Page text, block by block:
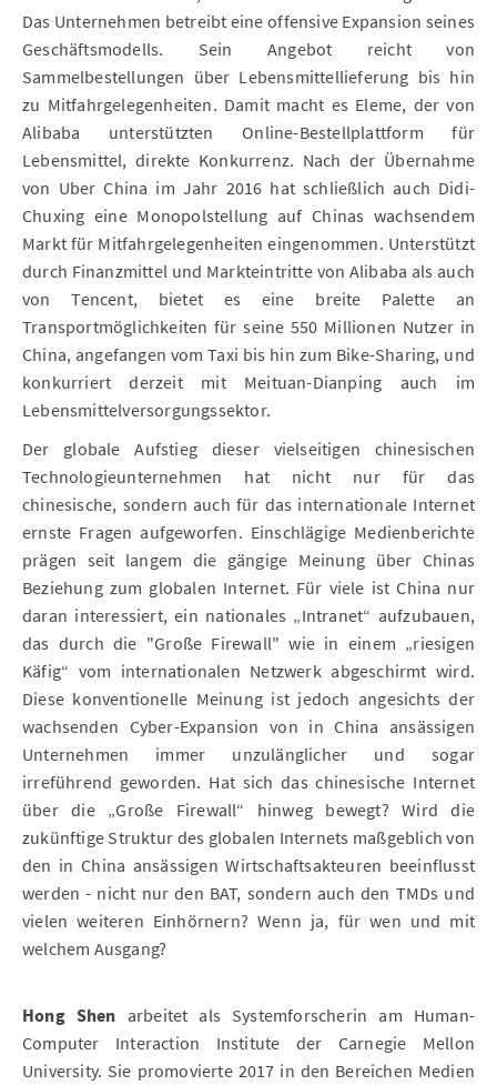
Das Unternehmen betreibt eine offensive Expansion seines
Geschäftsmodells. Sein Angebot reicht von
Sammelbestellungen über Lebensmittellieferung bis hin
zu Mitfahrgelegenheiten. Damit macht es Eleme, der von
Alibaba unterstützten Online-Bestellplattform für
Lebensmittel, direkte Konkurrenz. Nach der Übernahme
von Uber China im Jahr 2016 hat schließlich auch Didi-
Chuxing eine Monopolstellung auf Chinas wachsendem
Markt für Mitfahrgelegenheiten eingenommen. Unterstützt
durch Finanzmittel und Markteintritte von Alibaba als auch
von Tencent, bietet es eine breite Palette an
Transportmöglichkeiten für seine 550 Millionen Nutzer in
China, angefangen vom Taxi bis hin zum Bike-Sharing, und
konkurriert derzeit mit Meituan-Dianping auch im
Lebensmittelversorgungssektor.
Der globale Aufstieg dieser vielseitigen chinesischen
Technologieunternehmen hat nicht nur für das
chinesische, sondern auch für das internationale Internet
ernste Fragen aufgeworfen. Einschlägige Medienberichte
prägen seit langem die gängige Meinung über Chinas
Beziehung zum globalen Internet. Für viele ist China nur
daran interessiert, ein nationales „Intranet“ aufzubauen,
das durch die "Große Firewall" wie in einem „riesigen
Käfig“ vom internationalen Netzwerk abgeschirmt wird.
Diese konventionelle Meinung ist jedoch angesichts der
wachsenden Cyber-Expansion von in China ansässigen
Unternehmen immer unzulänglicher und sogar
irreführend geworden. Hat sich das chinesische Internet
über die „Große Firewall“ hinweg bewegt? Wird die
zukünftige Struktur des globalen Internets maßgeblich von
den in China ansässigen Wirtschaftsakteuren beeinflusst
werden - nicht nur den BAT, sondern auch den TMDs und
vielen weiteren Einhörnern? Wenn ja, für wen und mit
welchem Ausgang?
Hong Shen arbeitet als Systemforscherin am Human-
Computer Interaction Institute der Carnegie Mellon
University. Sie promovierte 2017 in den Bereichen Medien